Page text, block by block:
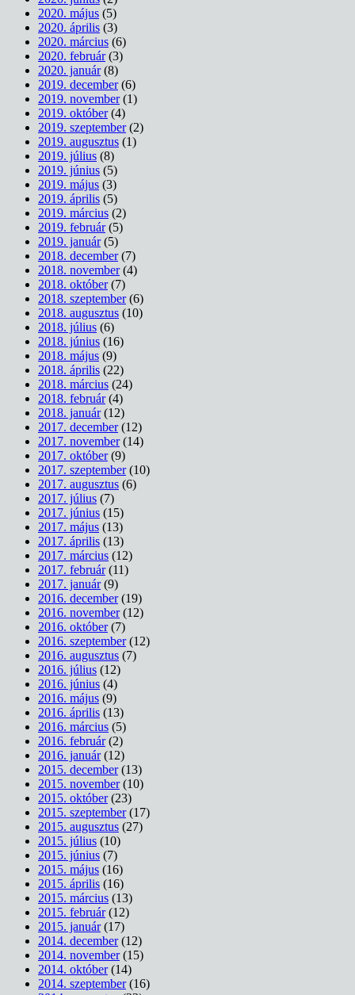
2020. május (5)
2020. április (3)
2020. március (6)
2020. február(3)
2020. január(8)
2019. december(6)
2019. november(1)
2019. október(4)
2019. szeptember(2)
2019. augusztus (1)
2019. július (8)
2019. június (5)
2019. május (3)
2019. április (5)
2019. március (2)
2019. február(5)
2019. január(5)
2018. december(7)
2018. november(4)
2018. október(7)
2018. szeptember(6)
2018. augusztus (10)
2018. július (6)
2018. június (16)
2018. május (9)
2018. április (22)
2018. március (24)
2018. február(4)
2018. január(12)
2017. december(12)
2017. november(14)
2017. október(9)
2017. szeptember(10)
2017. augusztus (6)
2017. július (7)
2017. június (15)
2017. május (13)
2017. április (13)
2017. március (12)
2017. február(11)
2017. január(9)
2016. december(19)
2016. november(12)
2016. október(7)
2016. szeptember(12)
2016. augusztus (7)
2016. július (12)
2016. június (4)
2016. május (9)
2016. április (13)
2016. március (5)
2016. február(2)
2016. január(12)
2015. december(13)
2015. november(10)
2015. október(23)
2015. szeptember(17)
2015. augusztus (27)
2015. július (10)
2015. június (7)
2015. május (16)
2015. április (16)
2015. március (13)
2015. február(12)
2015. január(17)
2014. december(12)
2014. november(15)
2014. október(14)
2014. szeptember(16)